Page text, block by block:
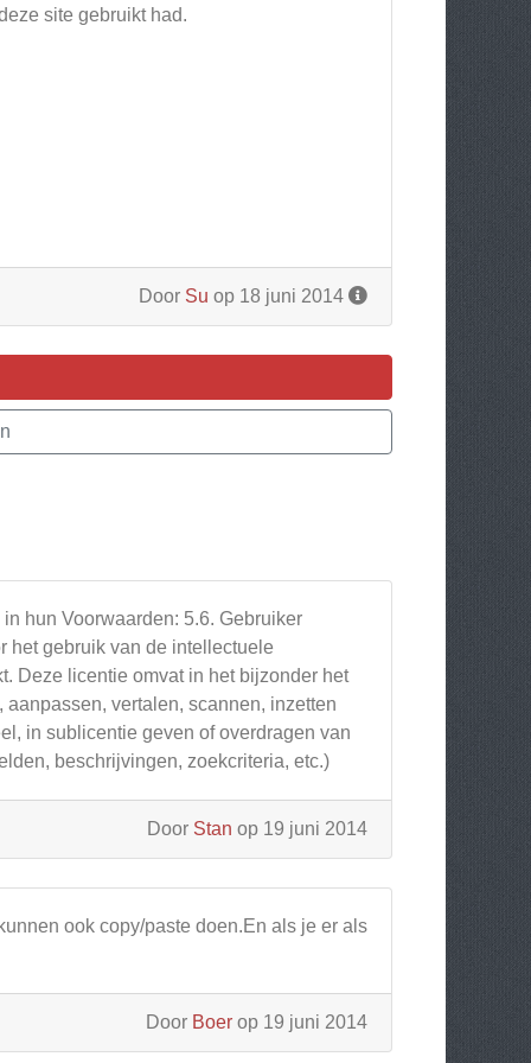
site gebruikt had.
Door Su op 18 juni 2014
hun Voorwaarden: 5.6. Gebruiker
het gebruik van de intellectuele
Deze licentie omvat in het bijzonder het
vertalen, scannen, inzetten
in sublicentie geven of overdragen van
beschrijvingen, zoekcriteria, etc.)
Door Stan op 19 juni 2014
ook copy/paste doen.En als je er als
Door Boer op 19 juni 2014